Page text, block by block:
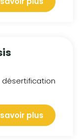
désertification
savoir plus